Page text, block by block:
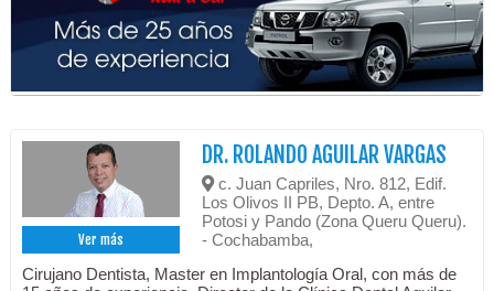
Ver más
DR. ROLANDO AGUILAR VARGAS
c. Juan Capriles, Nro. 812, Edif.
Los Olivos II PB, Depto. A, entre
Potosi y Pando (Zona Queru Queru).
- Cochabamba,
Cirujano Dentista, Master en Implantología Oral, con más de